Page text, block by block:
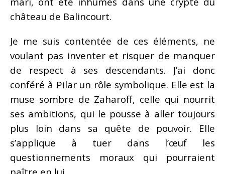
château de Balincourt.
Je me suis contentée de ces éléments, ne
voulant pas inventer et risquer de manquer
de respect à ses descendants. J’ai donc
conféré à Pilar un rôle symbolique. Elle est la
muse sombre de Zaharoff, celle qui nourrit
ses ambitions, qui le pousse à aller toujours
plus loin dans sa quête de pouvoir. Elle
s’applique à tuer dans l’œuf les
questionnements moraux qui pourraient